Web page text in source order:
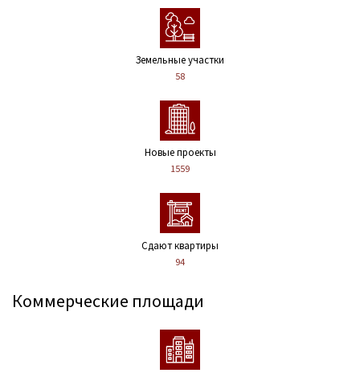
Земельные участки
58
Новые проекты
1559
Сдают квартиры
94
Коммерческие площади